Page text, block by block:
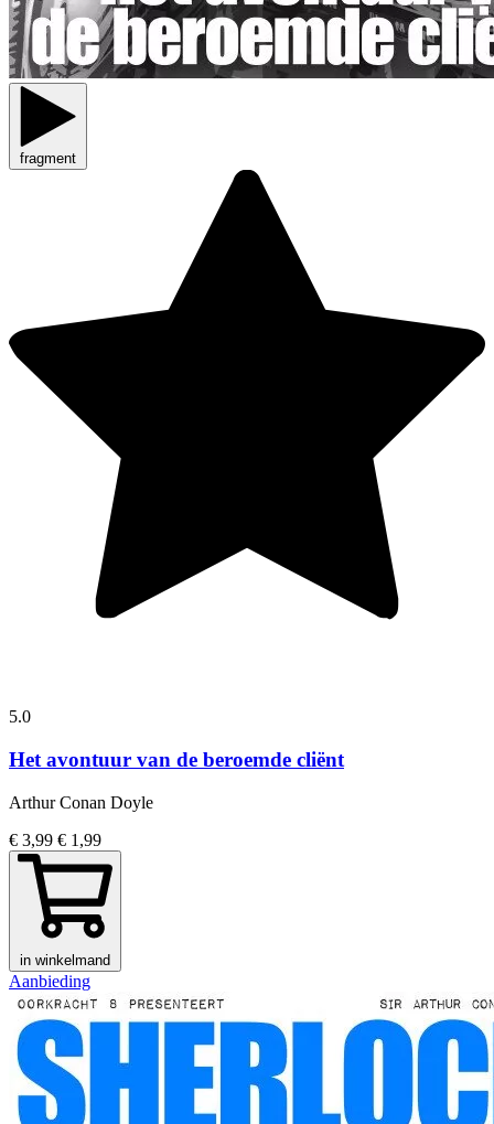
fragment
5.0
Het avontuur van de beroemde cliënt
Arthur Conan Doyle
€ 3,99 € 1,99
in winkelmand
Aanbieding